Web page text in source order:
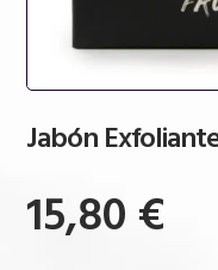
Jabón
15,80€